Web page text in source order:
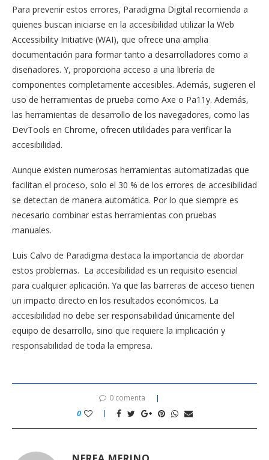
Para prevenir estos errores, Paradigma Digital recomienda a
quienes buscan iniciarse en la accesibilidad utilizar la Web
Accessibility Initiative (WAI), que ofrece una amplia
documentación para formar tanto a desarrolladores como a
diseñadores. Y, proporciona acceso a una librería de
componentes completamente accesibles. Además, sugieren el
uso de herramientas de prueba como Axe o Pa11y. Además,
las herramientas de desarrollo de los navegadores, como las
DevTools en Chrome, ofrecen utilidades para verificar la
accesibilidad.
Aunque existen numerosas herramientas automatizadas que
facilitan el proceso, solo el 30 % de los errores de accesibilidad
se detectan de manera automática. Por lo que siempre es
necesario combinar estas herramientas con pruebas
manuales.
Luis Calvo de Paradigma destaca la importancia de abordar
estos problemas. La accesibilidad es un requisito esencial
para cualquier aplicación. Ya que las barreras de acceso tienen
un impacto directo en los resultados económicos. La
accesibilidad no debe ser responsabilidad únicamente del
equipo de desarrollo, sino que requiere la implicación y
responsabilidad de toda la empresa.
0 comenta
0